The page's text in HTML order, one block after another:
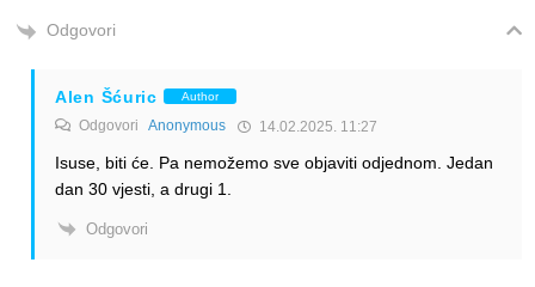
Odgovori
Alen Šćuric Author
Odgovori Anonymous 14.02.2025. 11:27
Isuse, biti će. Pa nemožemo sve objaviti odjednom. Jedan
dan 30 vjesti, a drugi 1.
Odgovori